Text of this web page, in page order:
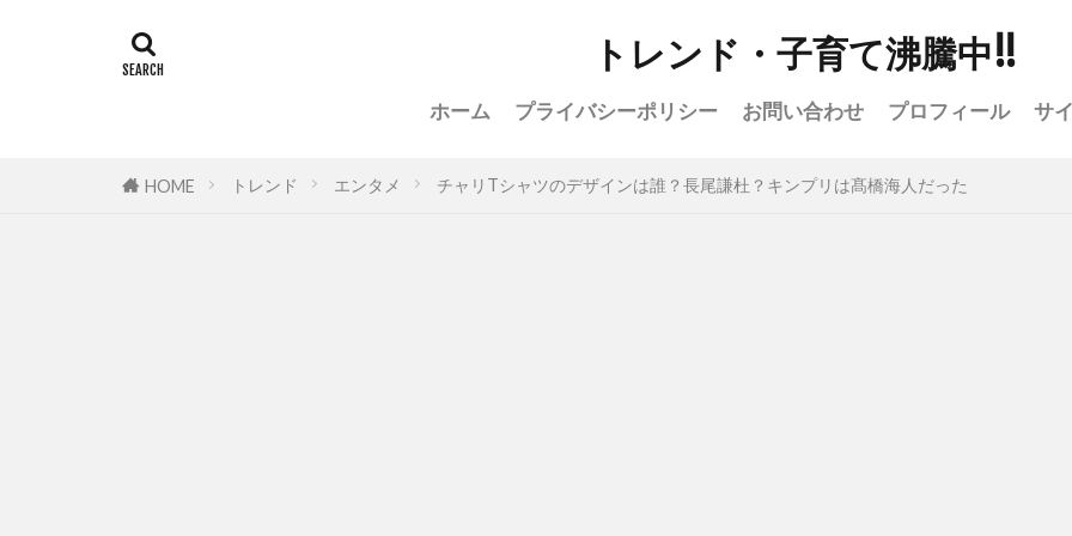
トレンド・子育て沸騰中!!
ホーム プライバシーポリシー お問い合わせ プロフィール サ
HOME トレンド エンタメ チャリTシャツのデザインは誰？長尾謙杜？キンプリは髙橋海人だった